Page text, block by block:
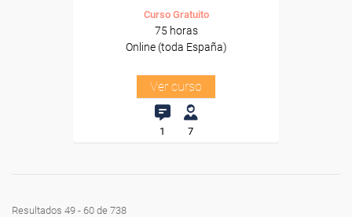
Curso Gratuito
75 horas
Online (toda España)
Ver curso
1 7
Resultados 49 - 60 de 738